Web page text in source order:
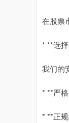
在股票
* **选
我们的
* **严
* **正